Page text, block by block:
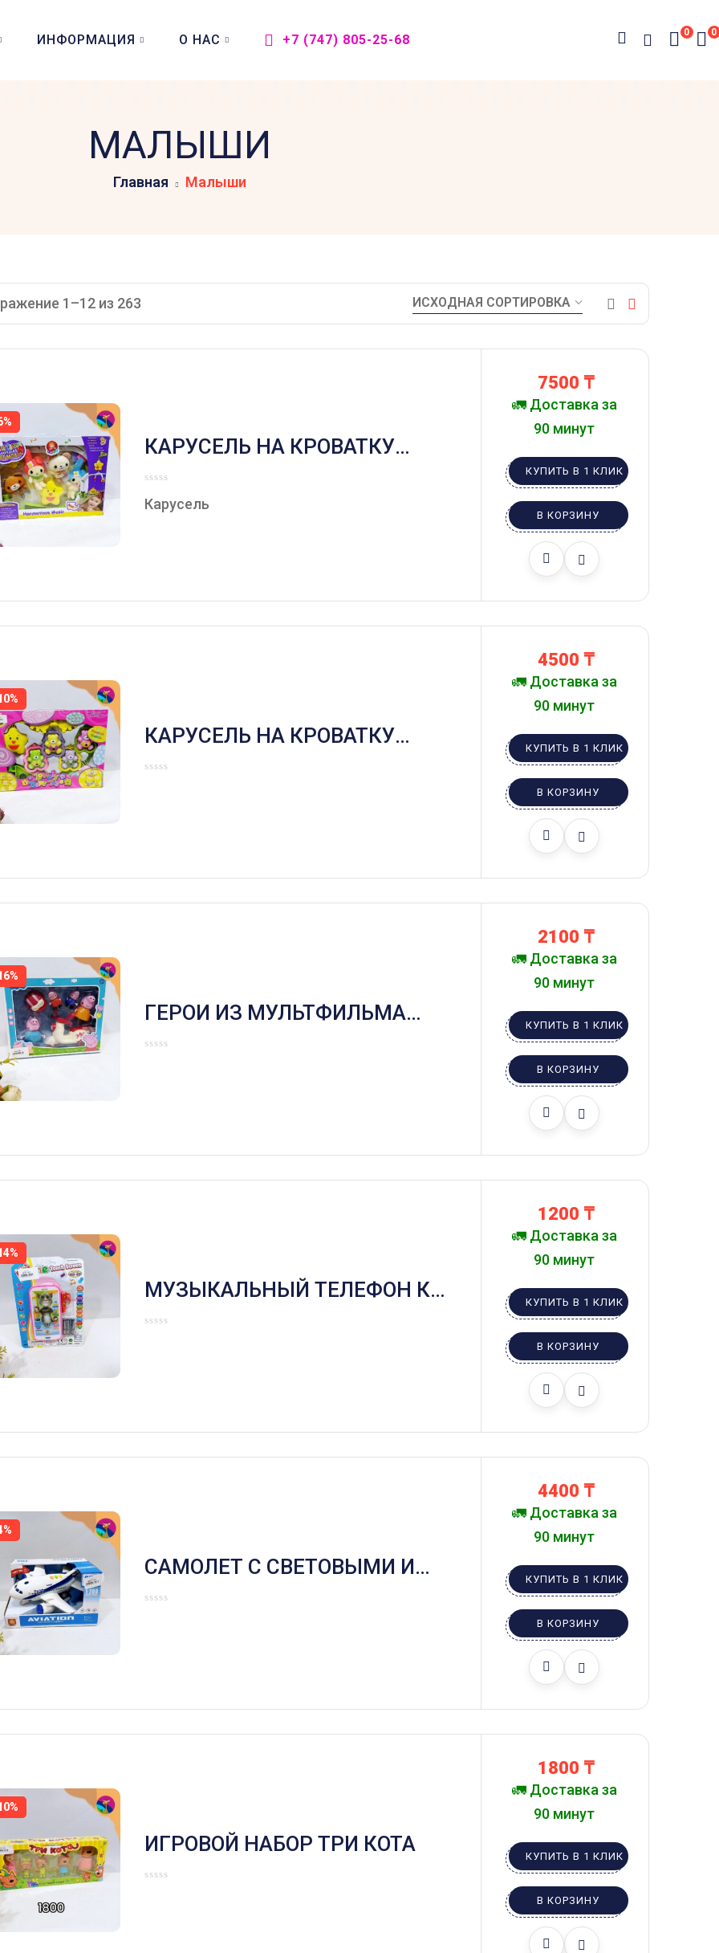
ИНФОРМАЦИЯ О НАС +7 (747) 805-25-68
0
0
МАЛЫШИ
Главная Малыши
1–12 из 263
КАРУСЕЛЬ НА КРОВАТКУ
Карусель
7500 ₸
🚛 Доставка за
90 минут
КУПИТЬ В 1 КЛИК
В КОРЗИНУ
КАРУСЕЛЬ НА КРОВАТКУ
МИШКИ МОБИЛЬ
4500 ₸
🚛 Доставка за
90 минут
КУПИТЬ В 1 КЛИК
В КОРЗИНУ
ГЕРОИ ИЗ МУЛЬТФИЛЬМА
СВИНКА ПЕППА СО СКУТЕРОМ
2100 ₸
🚛 Доставка за
90 минут
КУПИТЬ В 1 КЛИК
В КОРЗИНУ
МУЗЫКАЛЬНЫЙ ТЕЛЕФОН КОТ
ТОМ РОЗОВЫЙ
1200 ₸
🚛 Доставка за
90 минут
КУПИТЬ В 1 КЛИК
В КОРЗИНУ
САМОЛЕТ С СВЕТОВЫМИ И
ЗВУКОВЫМИ ЭФФЕКТАМИ
4400 ₸
🚛 Доставка за
90 минут
КУПИТЬ В 1 КЛИК
В КОРЗИНУ
ИГРОВОЙ НАБОР ТРИ КОТА
1800 ₸
🚛 Доставка за
90 минут
КУПИТЬ В 1 КЛИК
В КОРЗИНУ